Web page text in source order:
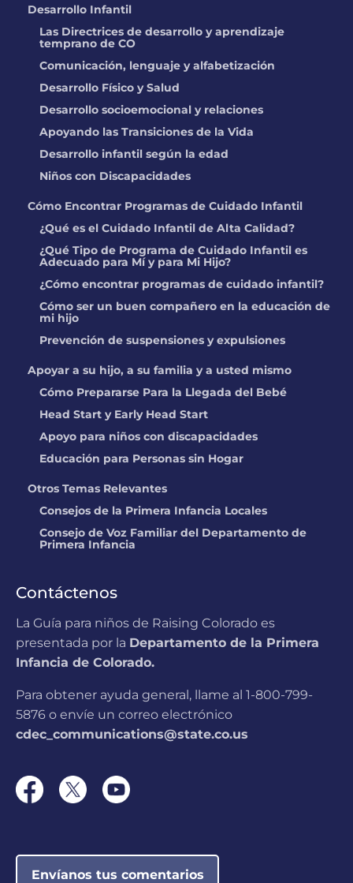
Desarrollo Infantil
Las Directrices de desarrollo y aprendizaje
temprano de CO
Comunicación, lenguaje y alfabetización
Desarrollo Físico y Salud
Desarrollo socioemocional y relaciones
Apoyando las Transiciones de la Vida
Desarrollo infantil según la edad
Niños con Discapacidades
Cómo Encontrar Programas de Cuidado Infantil
¿Qué es el Cuidado Infantil de Alta Calidad?
¿Qué Tipo de Programa de Cuidado Infantil es
Adecuado para Mí y para Mi Hijo?
¿Cómo encontrar programas de cuidado infantil?
Cómo ser un buen compañero en la educación de
mi hijo
Prevención de suspensiones y expulsiones
Apoyar a su hijo, a su familia y a usted mismo
Cómo Prepararse Para la Llegada del Bebé
Head Start y Early Head Start
Apoyo para niños con discapacidades
Educación para Personas sin Hogar
Otros Temas Relevantes
Consejos de la Primera Infancia Locales
Consejo de Voz Familiar del Departamento de
Primera Infancia
Contáctenos
La Guía para niños de Raising Colorado es
presentada por la Departamento de la Primera
Infancia de Colorado.
Para obtener ayuda general, llame al 1-800-799-
5876 o envíe un correo electrónico
cdec_communications@state.co.us
Envíanos tus comentarios